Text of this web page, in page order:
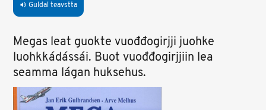
volume_up Guldal teavstta
Megas leat guokte vuođđogirjji juohke
luohkkádássái. Buot vuođđogirjjiin lea
seamma lágan huksehus.